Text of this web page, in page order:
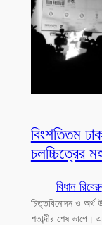
বিংশতিতম
চলচ্চিত্রের
বিধান রিবেরু
চিত্তবিনোদন ও অর্থ
শতাব্দীর শেষ ভাগে।